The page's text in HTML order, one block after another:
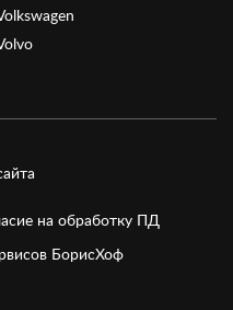
на обработку ПД
БорисХоф